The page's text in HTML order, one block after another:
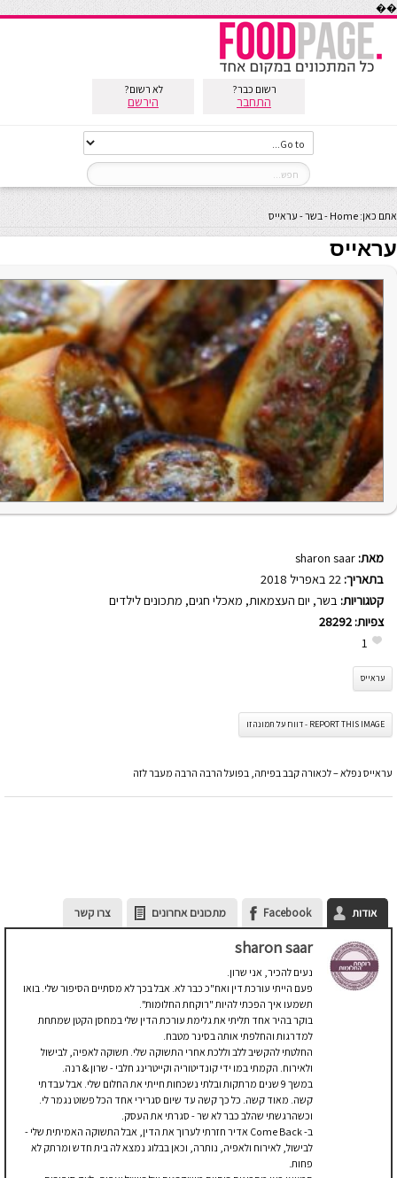
��
רשום כבר?
התחבר
לא רשום?
הירשם
אתם כאן: Home
-בשר- עראייס
עראייס
מאת: sharon saar
בתאריך:
קטגוריות: בשר, יום העצמאות, מאכלי חגים, מתכונים לילדים
צפיות: 28292
1
עראייס
REPORT THIS IMAGE - דווח על תמונה זו
עראייס נפלא – לכאורה קבב בפיתה, בפועל הרבה הרבה מעבר לזה
אודות Facebook מתכונים אחרונים צרו קשר
sharon saar
נעים להכיר, אני שרון.
פעם הייתי עורכת דין ואח"כ כבר לא. אבל בכך לא מסתיים הסיפור שלי. בואו
תשמעו איך הפכתי להיות "רוקחת החלומות".
בוקר בהיר אחד תליתי את גלימת עורכת הדין שלי במחסן הקטן שמתחת
למדרגות והחלפתי אותה בסינר מטבח.
החלטתי להקשיב ללב וללכת אחרי התשוקה שלי. תשוקה לאפיה, לבישול
ולאירוח. הקמתי במו ידי קונדיטוריה וקייטרינג חלבי - שרון & רנה.
במשך 9 שנים מרתקות ובלתי נשכחות חייתי את החלום שלי. אבל עבדתי
קשה. מאוד קשה. כל כך קשה עד שיום סגרירי אחד הכל פשוט נגמר לי.
וכשהרגשתי שהלב כבר לא שר - סגרתי את העסק.
ב- Come Back אדיר חזרתי לערוך את הדין, אבל התשוקה האמיתית שלי -
לבישול, לאירוח ולאפיה, נותרה, וכאן בבלוג נמצא לה בית חדש ומרתק לא
פחות.